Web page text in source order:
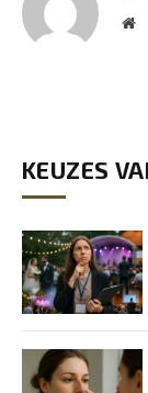
KEUZES